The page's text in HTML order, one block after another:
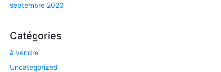
septembre 2020
Catégories
à vendre
Uncategorized